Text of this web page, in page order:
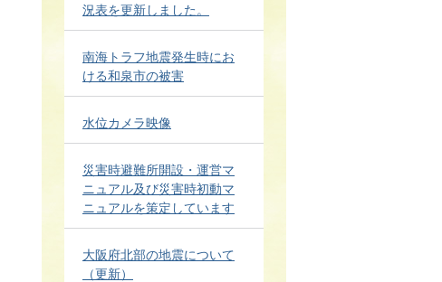
況表を更新しました。
南海トラフ地震発生時にお
ける和泉市の被害
水位カメラ映像
災害時避難所開設・運営マ
ニュアル及び災害時初動マ
ニュアルを策定しています
大阪府北部の地震について
（更新）